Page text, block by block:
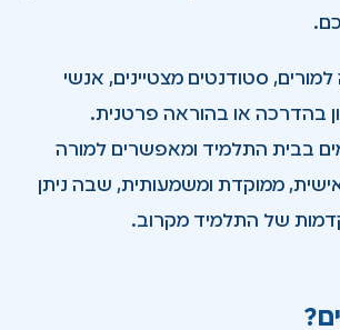
סטודנטים מצטיינים, אנשי
בהדרכה או בהוראה פרטנית.
בבית התלמיד ומאפשרים למורה
ממוקדת ומשמעותית, שבה ניתן
של התלמיד מקרוב.